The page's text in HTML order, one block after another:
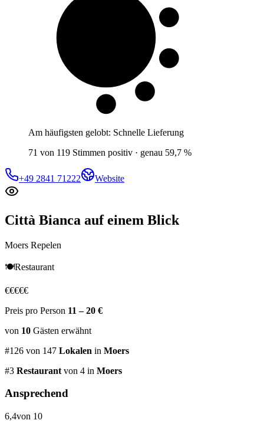
Am häufigsten gelobt: Schnelle Lieferung
71 von 119 Stimmen positiv · genau 59,7 %
+49 2841 71222 Website
Città Bianca auf einem Blick
Moers Repelen
🍽️Restaurant
€€€€€
Preis pro Person 11 – 20 €
von 10 Gästen erwähnt
#126 von 147 Lokalen in Moers
#3 Restaurant von 4 in Moers
Ansprechend
6,4von 10